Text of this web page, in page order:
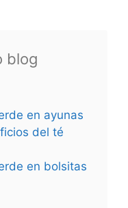
blog
en ayunas
del té
en bolsitas